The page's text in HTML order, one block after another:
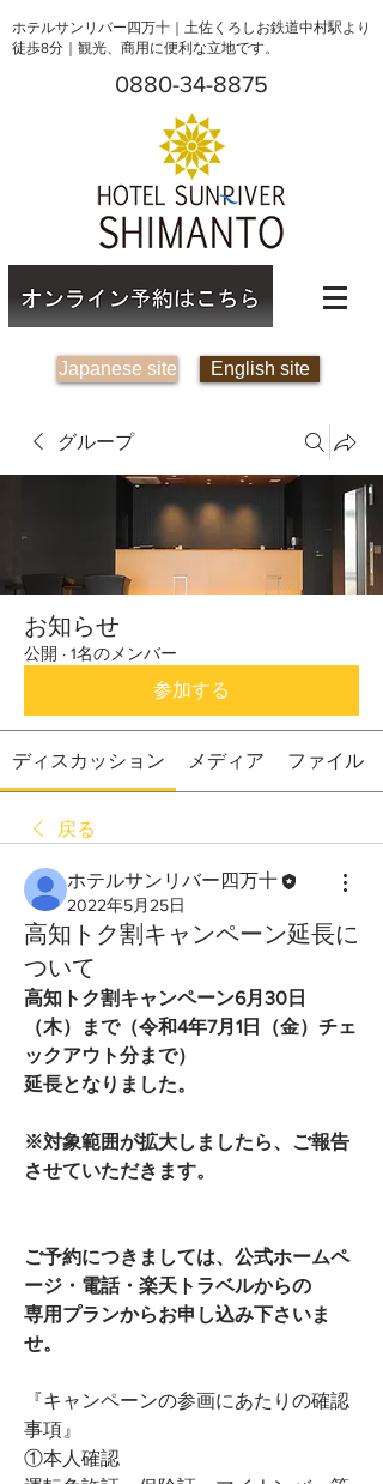
ホテルサンリバー四万十｜土佐くろしお鉄道中村駅より
徒歩8分｜観光、商用に便利な立地です。
0880-34-8875
Japanese site English site
グループ
お知らせ
公開 · 1名のメンバー
参加する
ディスカッション メディア ファイル
戻る
ホテルサンリバー四万十
2022年5月25日
高知トク割キャンペーン延長に
ついて
高知トク割キャンペーン6月30日
（木）まで（令和4年7月1日（金）チェ
ックアウト分まで）
延長となりました。
※対象範囲が拡大しましたら、ご報告
させていただきます。
ご予約につきましては、公式ホームペ
ージ・電話・楽天トラベルからの
専用プランからお申し込み下さいま
せ。
『キャンペーンの参画にあたりの確認
事項』
①本人確認